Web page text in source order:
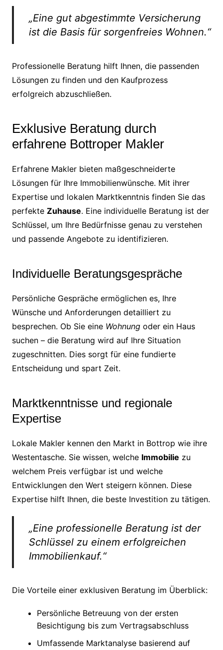
„Eine gut abgestimmte Versicherung
ist die Basis für sorgenfreies Wohnen.“
Professionelle Beratung hilft Ihnen, die passenden
Lösungen zu finden und den Kaufprozess
erfolgreich abzuschließen.
Exklusive Beratung durch
erfahrene Bottroper Makler
Erfahrene Makler bieten maßgeschneiderte
Lösungen für Ihre Immobilienwünsche. Mit ihrer
Expertise und lokalen Marktkenntnis finden Sie das
perfekte Zuhause. Eine individuelle Beratung ist der
Schlüssel, um Ihre Bedürfnisse genau zu verstehen
und passende Angebote zu identifizieren.
Individuelle Beratungsgespräche
Persönliche Gespräche ermöglichen es, Ihre
Wünsche und Anforderungen detailliert zu
besprechen. Ob Sie eine Wohnungoder ein Haus
suchen – die Beratung wird auf Ihre Situation
zugeschnitten. Dies sorgt für eine fundierte
Entscheidung und spart Zeit.
Marktkenntnisse und regionale
Expertise
Lokale Makler kennen den Markt in Bottrop wie ihre
Westentasche. Sie wissen, welche Immobilie zu
welchem Preis verfügbar ist und welche
Entwicklungen den Wert steigern können. Diese
Expertise hilft Ihnen, die beste Investition zu tätigen.
„Eine professionelle Beratung ist der
Schlüssel zu einem erfolgreichen
Immobilienkauf.“
Die Vorteile einer exklusiven Beratung im Überblick:
Persönliche Betreuung von der ersten
Besichtigung bis zum Vertragsabschluss
Umfassende Marktanalyse basierend auf